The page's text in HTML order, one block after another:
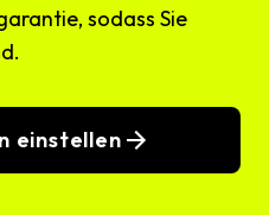
sodass Sie
einstellen